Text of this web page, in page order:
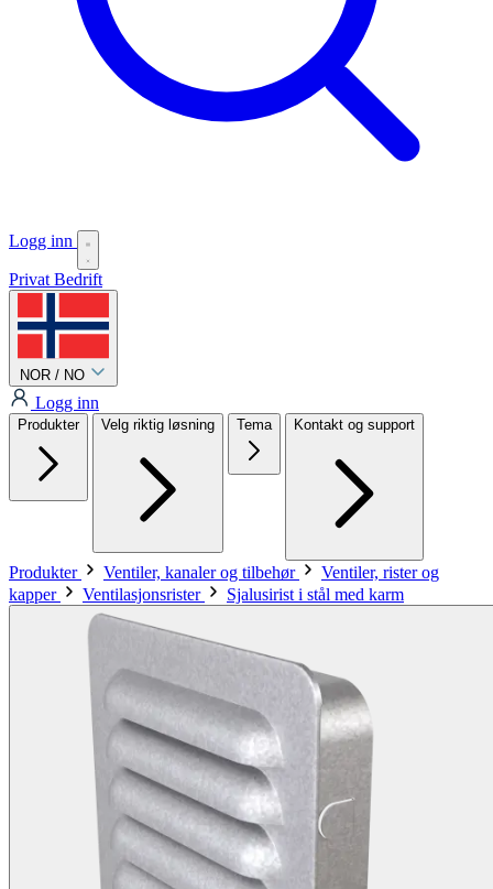
Logg inn
Privat Bedrift
NOR / NO
Logg inn
Produkter Velg riktig løsning Tema Kontakt og support
Produkter Ventiler, kanaler og tilbehør
Ventiler, rister og
kapper
Ventilasjonsrister Sjalusirist i stål med karm